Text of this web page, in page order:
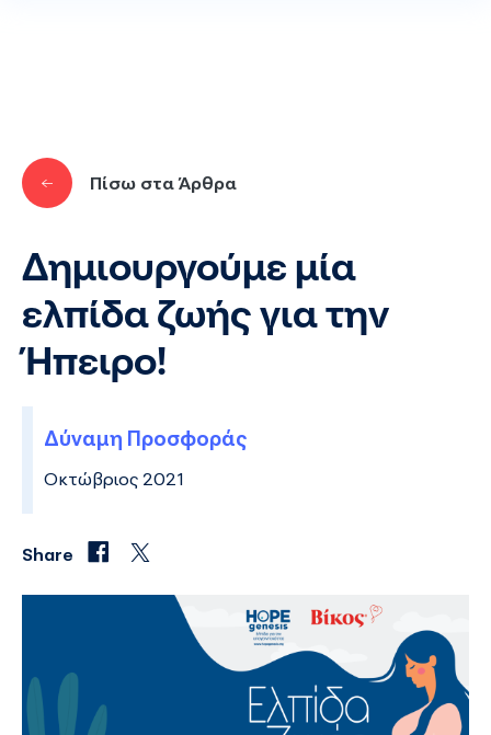
Πίσω στα Άρθρα
Δημιουργούμε μία
ελπίδα ζωής για την
Ήπειρο!
Δύναμη Προσφοράς
Οκτώβριος 2021
Share